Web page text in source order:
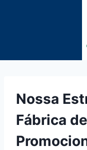
Nossa
Fábrica